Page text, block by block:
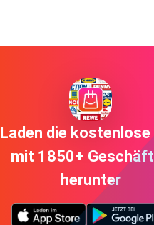
Laden die kostenlose
mit 1850+
herunter